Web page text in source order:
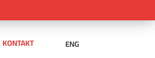
KONTAKT ENG